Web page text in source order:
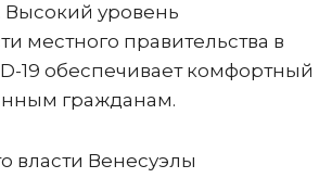
Высокий уровень
местного правительства в
19 обеспечивает комфортный
гражданам.
власти Венесуэлы